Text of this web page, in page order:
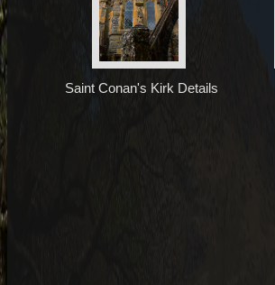
Saint Conan's Kirk Details